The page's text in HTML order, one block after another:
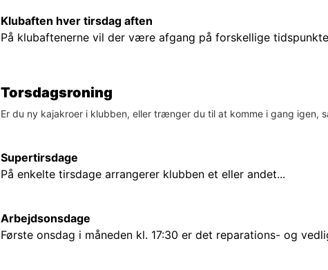
Klubaften hver tirsdag aften
På klubaftenerne vil der være afgang på forskellige
Torsdagsroning
Er du ny kajakroer i klubben, eller trænger du til at komme i gang igen,
Supertirsdage
På enkelte tirsdage arrangerer klubben et eller andet...
Arbejdsonsdage
Første onsdag i måneden kl. 17:30 er det reparations- og